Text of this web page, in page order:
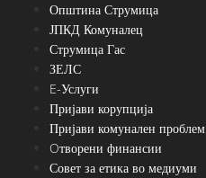
Општина Струмица
ЈПКД Комуналец
Струмица Гас
ЗЕЛС
E-Услуги
Пријави корупција
Пријави комунален проблем
Oтворени финансии
Совет за етика во медиуми